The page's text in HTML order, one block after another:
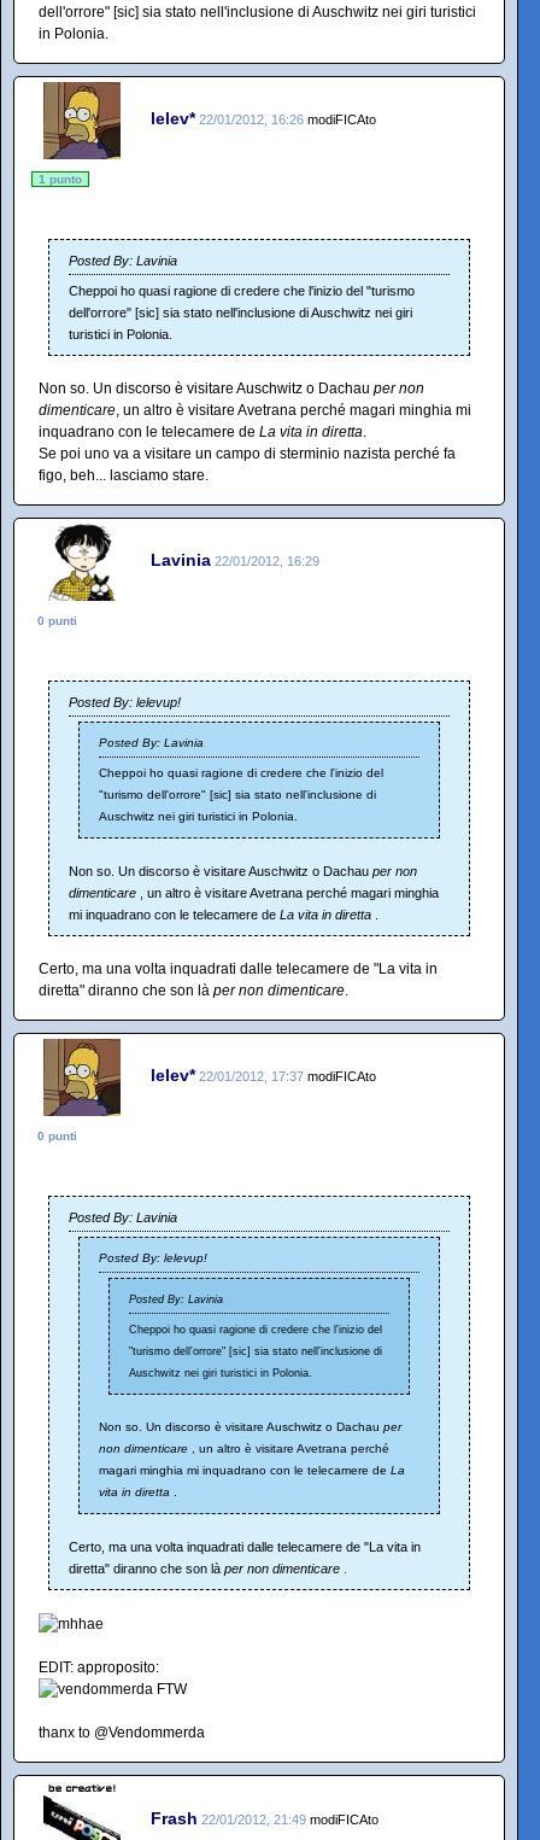
dell'orrore" [sic] sia stato nell'inclusione di Auschwitz nei giri turistici
in Polonia.
lelev* 22/01/2012, 16:26 modiFICAto
1 punto
Posted By: Lavinia
Cheppoi ho quasi ragione di credere che l'inizio del "turismo
dell'orrore" [sic] sia stato nell'inclusione di Auschwitz nei giri
turistici in Polonia.
Non so. Un discorso è visitare Auschwitz o Dachau per non
dimenticare , un altro è visitare Avetrana perché magari minghia mi
inquadrano con le telecamere de La vita in diretta
Se poi uno va a visitare un campo di sterminio nazista perché fa
figo, beh... lasciamo stare.
Lavinia 22/01/2012, 16:29
0 punti
Posted By: lelevup!
Posted By: Lavinia
Cheppoi ho quasi ragione di credere che l'inizio del
"turismo dell'orrore" [sic] sia stato nell'inclusione di
Auschwitz nei giri turistici in Polonia.
Non so. Un discorso è visitare Auschwitz o Dachau per non
dimenticare
, un altro è visitare Avetrana perché magari minghia
mi inquadrano con le telecamere de La vita in diretta
Certo, ma una volta inquadrati dalle telecamere de "La vita in
diretta" diranno che son là per non dimenticare
lelev* 22/01/2012, 17:37 modiFICAto
0 punti
Posted By: Lavinia
Posted By: lelevup!
Posted By: Lavinia
Cheppoi ho quasi ragione di credere che l'inizio del
"turismo dell'orrore" [sic] sia stato nell'inclusione di
Auschwitz nei giri turistici in Polonia.
Non so. Un discorso è visitare Auschwitz o Dachau per
non dimenticare
, un altro è visitare Avetrana perché
magari minghia mi inquadrano con le telecamere de La
vita in diretta
Certo, ma una volta inquadrati dalle telecamere de "La vita in
diretta" diranno che son là per non dimenticare
EDIT: approposito:
thanx to @Vendommerda
Frash 22/01/2012, 21:49 modiFICAto